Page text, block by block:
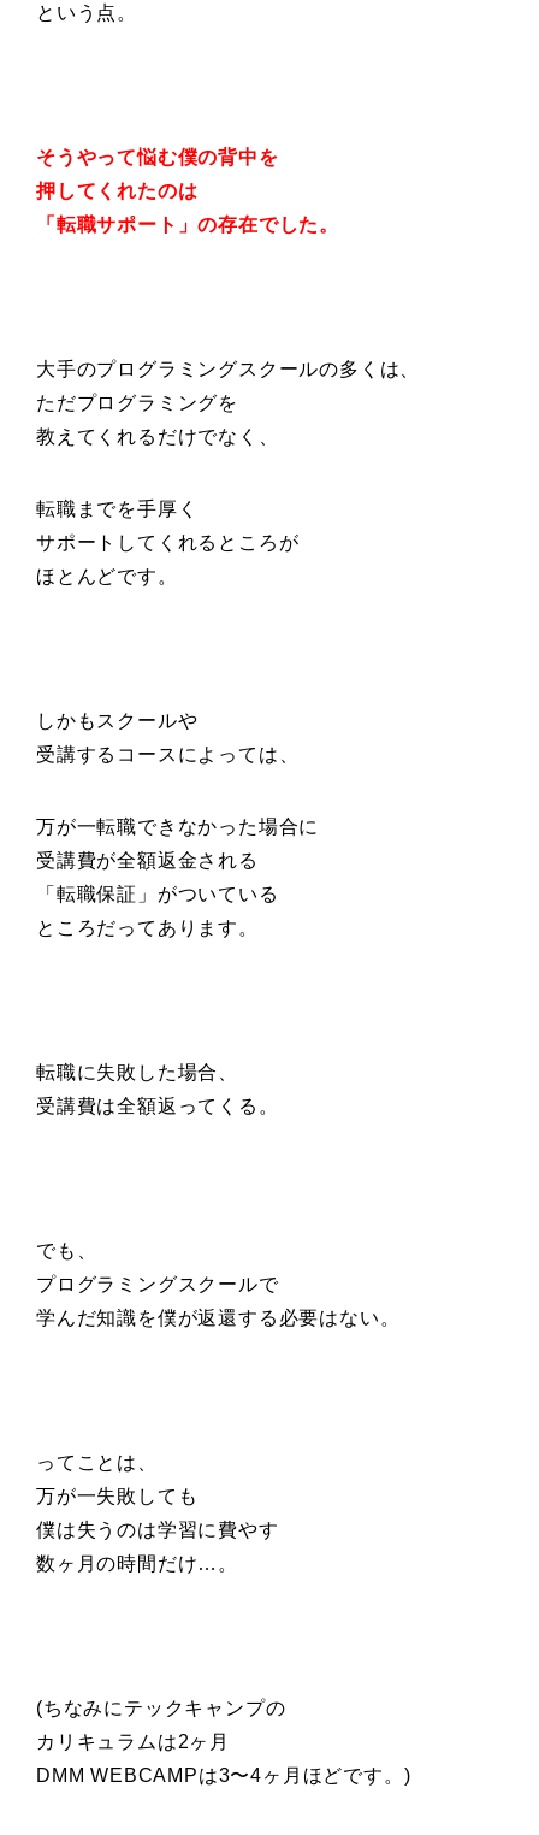
という点。
そうやって悩む僕の背中を
押してくれたのは
「転職サポート」の存在でした。
大手のプログラミングスクールの多くは、
ただプログラミングを
教えてくれるだけでなく、
転職までを手厚く
サポートしてくれるところが
ほとんどです。
しかもスクールや
受講するコースによっては、
万が一転職できなかった場合に
受講費が全額返金される
「転職保証」がついている
ところだってあります。
転職に失敗した場合、
受講費は全額返ってくる。
でも、
プログラミングスクールで
学んだ知識を僕が返還する必要はない。
ってことは、
万が一失敗しても
僕は失うのは学習に費やす
数ヶ月の時間だけ…。
(ちなみにテックキャンプの
カリキュラムは2ヶ月
DMM WEBCAMPは3〜4ヶ月ほどです。)